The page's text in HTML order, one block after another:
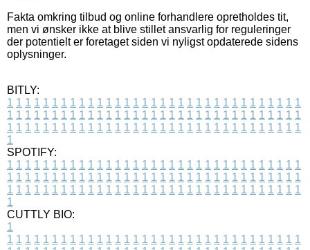
Fakta omkring tilbud og online forhandlere opretholdes tit,
men vi ønsker ikke at blive stillet ansvarlig for reguleringer
der potentielt er foretaget siden vi nyligst opdaterede sidens
oplysninger.
BITLY:
1 1 1 1 1 1 1 1 1 1 1 1 1 1 1 1 1 1 1 1 1 1 1 1 1 1 1 1 1 1 1 1 1
1 1 1 1 1 1 1 1 1 1 1 1 1 1 1 1 1 1 1 1 1 1 1 1 1 1 1 1 1 1 1 1 1
1 1 1 1 1 1 1 1 1 1 1 1 1 1 1 1 1 1 1 1 1 1 1 1 1 1 1 1 1 1 1 1 1
1
SPOTIFY:
1 1 1 1 1 1 1 1 1 1 1 1 1 1 1 1 1 1 1 1 1 1 1 1 1 1 1 1 1 1 1 1 1
1 1 1 1 1 1 1 1 1 1 1 1 1 1 1 1 1 1 1 1 1 1 1 1 1 1 1 1 1 1 1 1 1
1 1 1 1 1 1 1 1 1 1 1 1 1 1 1 1 1 1 1 1 1 1 1 1 1 1 1 1 1 1 1 1 1
1
CUTTLY BIO:
1
1 1 1 1 1 1 1 1 1 1 1 1 1 1 1 1 1 1 1 1 1 1 1 1 1 1 1 1 1 1 1 1 1